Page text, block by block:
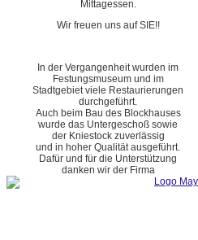
Mittagessen.
Wir freuen uns auf SIE!!
In der Vergangenheit wurden im
Festungsmuseum und im
Stadtgebiet viele Restaurierungen
durchgeführt.
Auch beim Bau des Blockhauses
wurde das Untergeschoß sowie
der Kniestock zuverlässig
und in hoher Qualität ausgeführt.
Dafür und für die Unterstützung
danken wir der Firma